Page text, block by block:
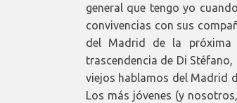
general que tengo yo
convivencias con sus
del Madrid de la próxima
trascendencia de Di
viejos hablamos del Madrid
Los más jóvenes (y